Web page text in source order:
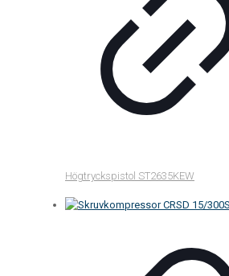
Högtryckspistol ST2635KEW